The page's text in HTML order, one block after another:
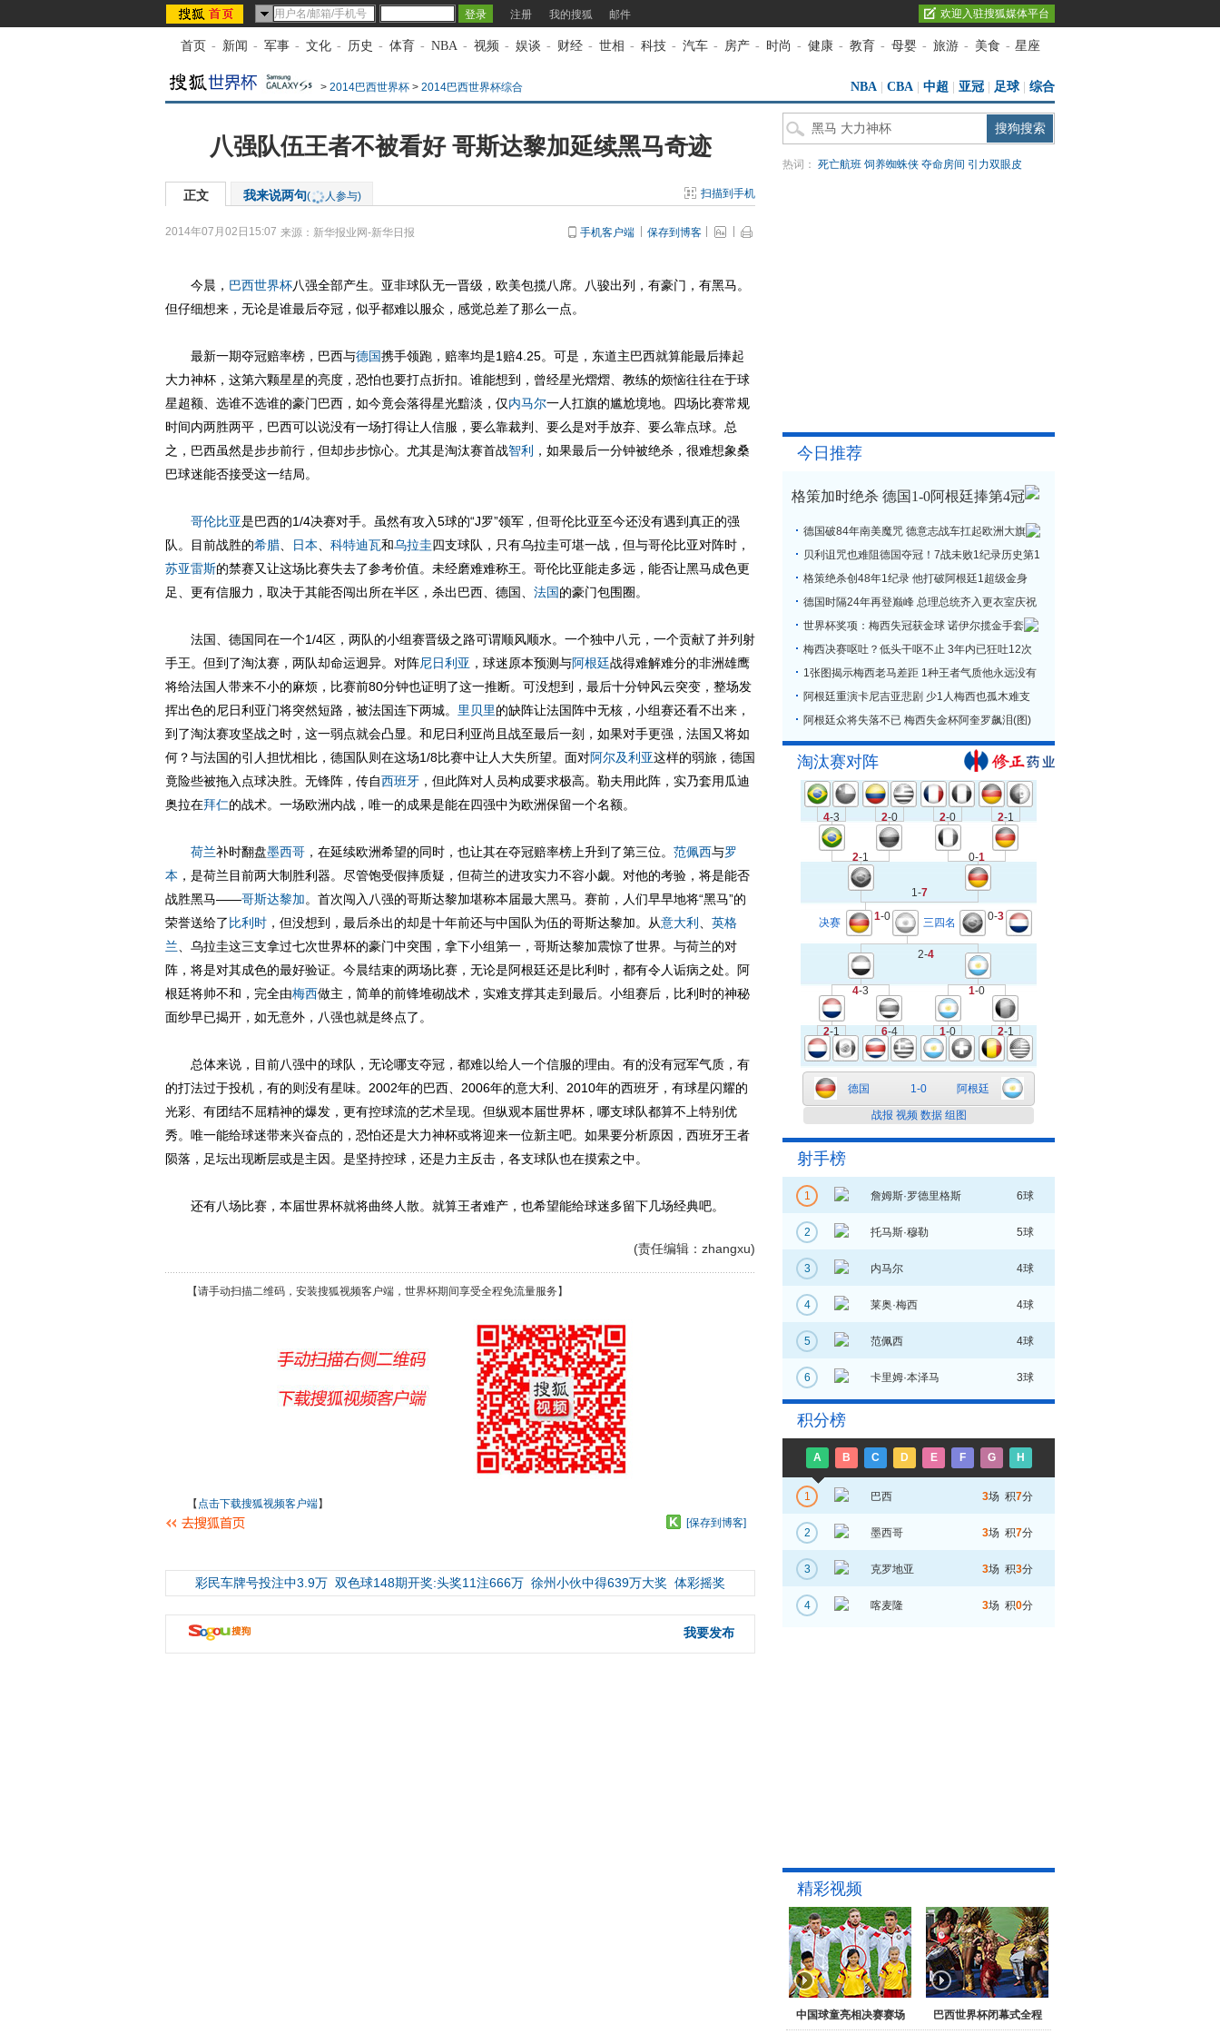
注册 我的搜狐 邮件 欢迎入驻搜狐媒体平台
首页 - 新闻 - 军事 - 文化 - 历史 - 体育 - NBA - 视频 - 娱谈 - 财经 - 世相 - 科技 - 汽车 - 房产 - 时尚 - 健康 - 教育 - 母婴 - 旅游 - 美食 - 星座
> 2014巴西世界杯 > 2014巴西世界杯综合 NBA CBA 中超 亚冠 足球| 综合
八强队伍王者不被看好 哥斯达黎加延续黑马奇迹
正文 我来说两句( 人参与) 扫描到手机
2014年07月02日15:07 来源： 新华报业网-新华日报 手机客户端 保存到博客
今晨， 巴西世界杯八强全部产生。亚非球队无一晋级，欧美包揽八席。八骏出列，有豪门，有黑马。
但仔细想来，无论是谁最后夺冠，似乎都难以服众，感觉总差了那么一点。
最新一期夺冠赔率榜，巴西与德国携手领跑，赔率均是1赔4.25。可是，东道主巴西就算能最后捧起
大力神杯，这第六颗星星的亮度，恐怕也要打点折扣。谁能想到，曾经星光熠熠、教练的烦恼往往在于球
星超额、选谁不选谁的豪门巴西，如今竟会落得星光黯淡，仅内马尔一人扛旗的尴尬境地。四场比赛常规
时间内两胜两平，巴西可以说没有一场打得让人信服，要么靠裁判、要么是对手放弃、要么靠点球。总
之，巴西虽然是步步前行，但却步步惊心。尤其是淘汰赛首战智利
，如果最后一分钟被绝杀，很难想象桑
巴球迷能否接受这一结局。
哥伦比亚是巴西的1/4决赛对手。虽然有攻入5球的“J罗”领军，但哥伦比亚至今还没有遇到真正的强
队。目前战胜的希腊 日本 科特迪瓦和乌拉圭四支球队，只有乌拉圭可堪一战，但与哥伦比亚对阵时，
苏亚雷斯的禁赛又让这场比赛失去了参考价值。未经磨难难称王。哥伦比亚能走多远，能否让黑马成色更
足、更有信服力，取决于其能否闯出所在半区，杀出巴西、德国、 法国的豪门包围圈。
法国、德国同在一个1/4区，两队的小组赛晋级之路可谓顺风顺水。一个独中八元，一个贡献了并列射
手王。但到了淘汰赛，两队却命运迥异。对阵尼日利亚 ，球迷原本预测与阿根廷战得难解难分的非洲雄鹰
将给法国人带来不小的麻烦，比赛前80分钟也证明了这一推断。可没想到，最后十分钟风云突变，整场发
挥出色的尼日利亚门将突然短路，被法国连下两城。 里贝里的缺阵让法国阵中无核，小组赛还看不出来，
到了淘汰赛攻坚战之时，这一弱点就会凸显。和尼日利亚尚且战至最后一刻，如果对手更强，法国又将如
何？与法国的引人担忧相比，德国队则在这场1/8比赛中让人大失所望。面对阿尔及利亚这样的弱旅，德国
竟险些被拖入点球决胜。无锋阵，传自西班牙 ，但此阵对人员构成要求极高。勒夫用此阵，实乃套用瓜迪
奥拉在拜仁的战术。一场欧洲内战，唯一的成果是能在四强中为欧洲保留一个名额。
荷兰补时翻盘墨西哥 ，在延续欧洲希望的同时，也让其在夺冠赔率榜上升到了第三位。 范佩西与罗
本 ，是荷兰目前两大制胜利器。尽管饱受假摔质疑，但荷兰的进攻实力不容小觑。对他的考验，将是能否
战胜黑马——哥斯达黎加。首次闯入八强的哥斯达黎加堪称本届最大黑马。赛前，人们早早地将“黑马”的
荣誉送给了 比利时 ，但没想到，最后杀出的却是十年前还与中国队为伍的哥斯达黎加。从意大利
英格
兰 、乌拉圭这三支拿过七次世界杯的豪门中突围，拿下小组第一，哥斯达黎加震惊了世界。与荷兰的对
阵，将是对其成色的最好验证。今晨结束的两场比赛，无论是阿根廷还是比利时，都有令人诟病之处。阿
根廷将帅不和，完全由梅西做主，简单的前锋堆砌战术，实难支撑其走到最后。小组赛后，比利时的神秘
面纱早已揭开，如无意外，八强也就是终点了。
总体来说，目前八强中的球队，无论哪支夺冠，都难以给人一个信服的理由。有的没有冠军气质，有
的打法过于投机，有的则没有星味。2002年的巴西、2006年的意大利、2010年的西班牙，有球星闪耀的
光彩、有团结不屈精神的爆发，更有控球流的艺术呈现。但纵观本届世界杯，哪支球队都算不上特别优
秀。唯一能给球迷带来兴奋点的，恐怕还是大力神杯或将迎来一位新主吧。如果要分析原因，西班牙王者
陨落，足坛出现断层或是主因。是坚持控球，还是力主反击，各支球队也在摸索之中。
还有八场比赛，本届世界杯就将曲终人散。就算王者难产，也希望能给球迷多留下几场经典吧。
(责任编辑：zhangxu)
【请手动扫描二维码，安装搜狐视频客户端，世界杯期间享受全程免流量服务】
【 点击下载搜狐视频客户端】
[保存到博客]
彩民车牌号投注中3.9万 双色球148期开奖:头奖11注666万 徐州小伙中得639万大奖 体彩摇奖
我要发布
热词： 死亡航班 饲养蜘蛛侠 夺命房间 引力双眼皮
今日推荐
格策加时绝杀 德国1-0阿根廷捧第4冠
德国破84年南美魔咒 德意志战车扛起欧洲大旗
贝利诅咒也难阻德国夺冠！7战未败1纪录历史第1
格策绝杀创48年1纪录 他打破阿根廷1超级金身
德国时隔24年再登巅峰 总理总统齐入更衣室庆祝
世界杯奖项：梅西失冠获金球 诺伊尔揽金手套
梅西决赛呕吐？低头干呕不止 3年内已狂吐12次
1张图揭示梅西老马差距 1种王者气质他永远没有
阿根廷重演卡尼吉亚悲剧 少1人梅西也孤木难支
阿根廷众将失落不已 梅西失金杯阿奎罗飙泪(图)
淘汰赛对阵
4-3 2-0 2-0 2-1
2-1 0-1
1-7
2-4
4-3 1-0
2-1 6-4 1-0 2-1
1-0 0-3
决赛 三四名
德国 1-0 阿根廷
战报 视频 数据 组图
射手榜
1 詹姆斯·罗德里格斯 6球
2 托马斯·穆勒 5球
3 内马尔 4球
4 莱奥·梅西 4球
5 范佩西 4球
6 卡里姆·本泽马 3球
积分榜
A B C D E F G H
1 巴西 3场 积7分
2 墨西哥 3场 积7分
3 克罗地亚 3场 积3分
4 喀麦隆 3场 积0分
精彩视频
中国球童亮相决赛赛场 巴西世界杯闭幕式全程